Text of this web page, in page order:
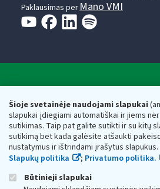
Šioje svetainėje naudojami slapukai
slapukai įdiegiami automatiškai ir jiems
sutikimas. Taip pat galite sutikti ir su kitų
sutikimą bet kada galėsite atšaukti
nustatymus ir ištrindami įrašytus
Slapukų politika
; Privatumo politika.
Būtinieji slapukai
Paklausimas per Mano VMI
Respublikos finansų
Biudžetinė įstaiga. Juridinio asmens kodas
adresas: Vasario 16-osios g. 14, 01107
vmi@vmi.lt, E. pristatymo dėžutės adresas
Duomenys apie Valstybinę mokesčių
Respublikos finansų ministerijos kaupiami